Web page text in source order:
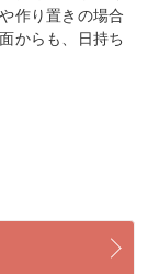
作り置きの場合
からも、日持ち